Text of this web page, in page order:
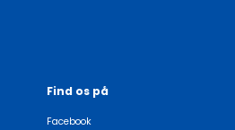
Find os på
Facebook